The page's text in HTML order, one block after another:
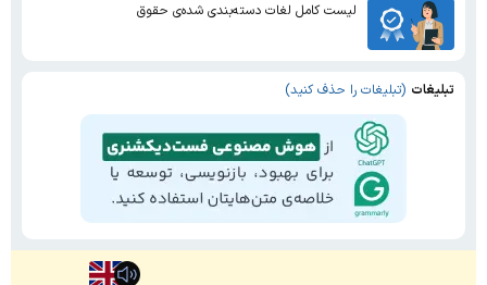
لیست کامل لغات دسته‌بندی شده‌ی حقوق
تبلیغات (تبلیغات را حذف کنید)